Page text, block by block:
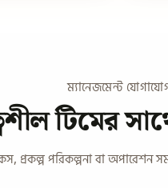
ম্যানেজমেন্ট
টিমের
প্রকল্প পরিকল্পনা বা অপারেশন